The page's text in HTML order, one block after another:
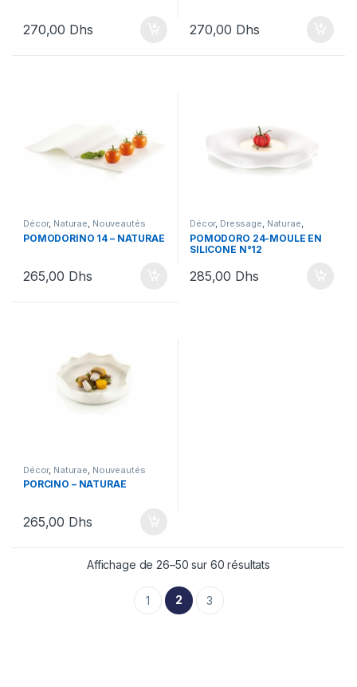
270,00 Dhs 270,00 Dhs
Décor, Naturae, Nouveautés
Silikomart,Silikomart
POMODORINO 14 – NATURAE
265,00 Dhs
Décor, Dressage, Naturae,
Nouveautés SIlikomart
Silikomart
POMODORO 24-MOULE EN
SILICONE N°12
285,00 Dhs
Décor, Naturae Nouveautés
Silikomart, Silikomart
PORCINO – NATURAE
265,00 Dhs
Affichage de 26–50 sur 60 résultats
1 2 3